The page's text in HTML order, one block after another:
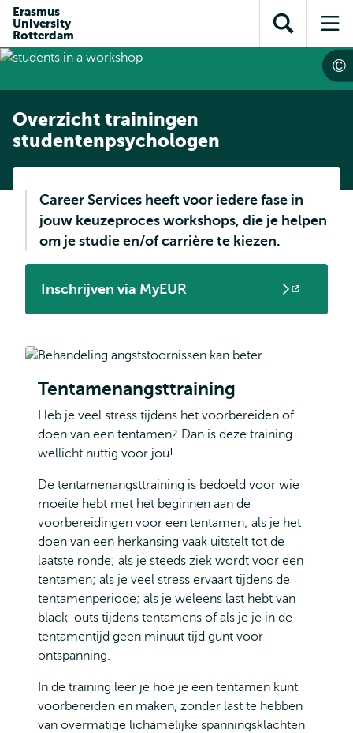
inhoud
Direct naar
subnavigatie
Erasmus
University
Rotterdam
Toon
zoekveld
Overzicht trainingen
studentenpsychologen
Career Services heeft voor iedere fase in
jouw keuzeproces workshops, die je helpen
om je studie en/of carrière te kiezen.
Inschrijven via MyEUR
Opent
extern
Tentamenangsttraining
Heb je veel stress tijdens het voorbereiden of
doen van een tentamen? Dan is deze training
wellicht nuttig voor jou!
De tentamenangsttraining is bedoeld voor wie
moeite hebt met het beginnen aan de
voorbereidingen voor een tentamen; als je het
doen van een herkansing vaak uitstelt tot de
laatste ronde; als je steeds ziek wordt voor een
tentamen; als je veel stress ervaart tijdens de
tentamenperiode; als je weleens last hebt van
black-outs tijdens tentamens of als je je in de
tentamentijd geen minuut tijd gunt voor
ontspanning.
In de training leer je hoe je een tentamen kunt
voorbereiden en maken, zonder last te hebben
van overmatige lichamelijke spanningsklachten